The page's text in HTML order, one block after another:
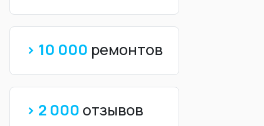
> 10 000 ремонтов
> 2 000 отзывов